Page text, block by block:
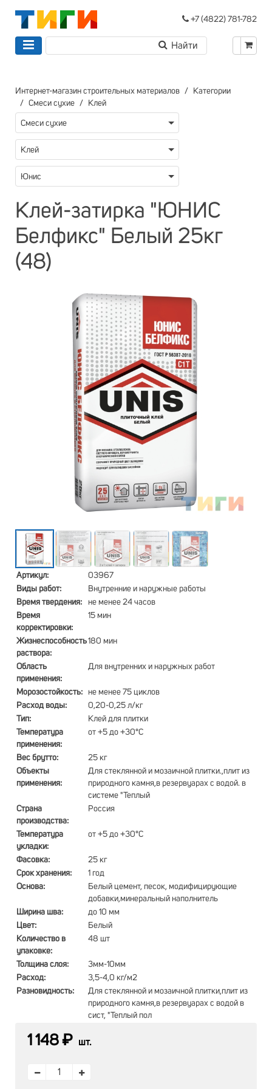
+7 (4822) 781-782
Интернет-магазин строительных материалов
Категории
Смеси сухие
Клей
Смеси сухие
Клей
Юнис
Клей-затирка "ЮНИС
Белфикс" Белый 25кг
(48)
Артикул:
03967
Виды работ:
Внутренние и наружные работы
Время твердения:
не менее 24 часов
Время
корректировки:
15 мин
Жизнеспособность
раствора:
180 мин
Область
применения:
Для внутренних и наружных работ
Морозостойкость:
не менее 75 циклов
Расход воды:
0,20-0,25 л/кг
Тип:
Клей для плитки
Температура
применения:
от +5 до +30°С
Вес брутто:
25 кг
Объекты
применения:
Для стеклянной и мозаичной плитки.,плит из
природного камня,в резервуарах с водой. в
системе "Теплый
Страна
производства:
Россия
Температура
укладки:
от +5 до +30°С
Фасовка:
25 кг
Срок хранения:
1 год
Основа:
Белый цемент, песок, модифицирующие
добавки,минеральный наполнитель
Ширина шва:
до 10 мм
Цвет:
Белый
Количество в
упаковке:
48 шт
Толщина слоя:
3мм-10мм
Расход:
3,5-4,0 кг/м2
Разновидность:
Для стеклянной и мозаичной плитки,плит из
природного камня,в резервуарах с водой в
сист, "Теплый пол
1 148 ₽ шт.